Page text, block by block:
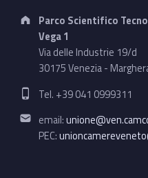
Address:
Parco Scientifico
Vega 1
Via delle Industrie 19/d
30175 Venezia -
Phone number:
Tel. +39 041 0999311
Email address:
email:
PEC: